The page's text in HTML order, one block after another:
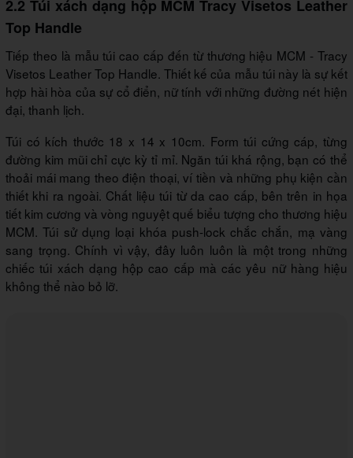
2.2 Túi xách dạng hộp MCM Tracy Visetos Leather
Top Handle
Tiếp theo là mẫu túi cao cấp đến từ thương hiệu MCM - Tracy
Visetos Leather Top Handle. Thiết kế của mẫu túi này là sự kết
hợp hài hòa của sự cổ điển, nữ tính với những đường nét hiện
đại, thanh lịch.
Túi có kích thước 18 x 14 x 10cm. Form túi cứng cáp, từng
đường kim mũi chỉ cực kỳ tỉ mỉ. Ngăn túi khá rộng, bạn có thể
thoải mái mang theo điện thoại, ví tiền và những phụ kiện cần
thiết khi ra ngoài. Chất liệu túi từ da cao cấp, bên trên in họa
tiết kim cương và vòng nguyệt quế biểu tượng cho thương hiệu
MCM. Túi sử dụng loại khóa push-lock chắc chắn, mạ vàng
sang trọng. Chính vì vậy, đây luôn luôn là một trong những
chiếc túi xách dạng hộp cao cấp mà các yêu nữ hàng hiệu
không thể nào bỏ lỡ.